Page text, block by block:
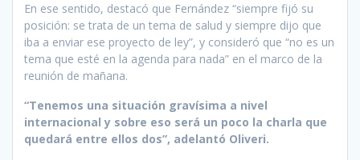
En ese sentido, destacó que Fernández “siempre fijó su
posición: se trata de un tema de salud y siempre dijo que
iba a enviar ese proyecto de ley”, y consideró que “no es un
tema que esté en la agenda para nada” en el marco de la
reunión de mañana.
“Tenemos una situación gravísima a nivel
internacional y sobre eso será un poco la charla que
quedará entre ellos dos”, adelantó Oliveri.